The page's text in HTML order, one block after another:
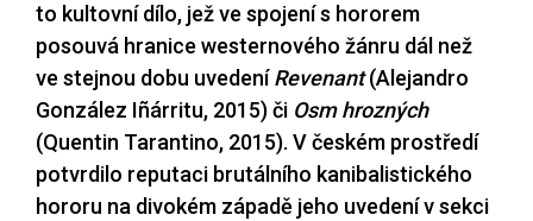
to kultovní dílo, jež ve spojení s hororem
posouvá hranice westernového žánru dál než
ve stejnou dobu uvedeníRevenant(Alejandro
González Iñárritu, 2015) či Osm hrozných
(Quentin Tarantino, 2015). V českém prostředí
potvrdilo reputaci brutálního kanibalistického
hororu na divokém západě jeho uvedení v sekci